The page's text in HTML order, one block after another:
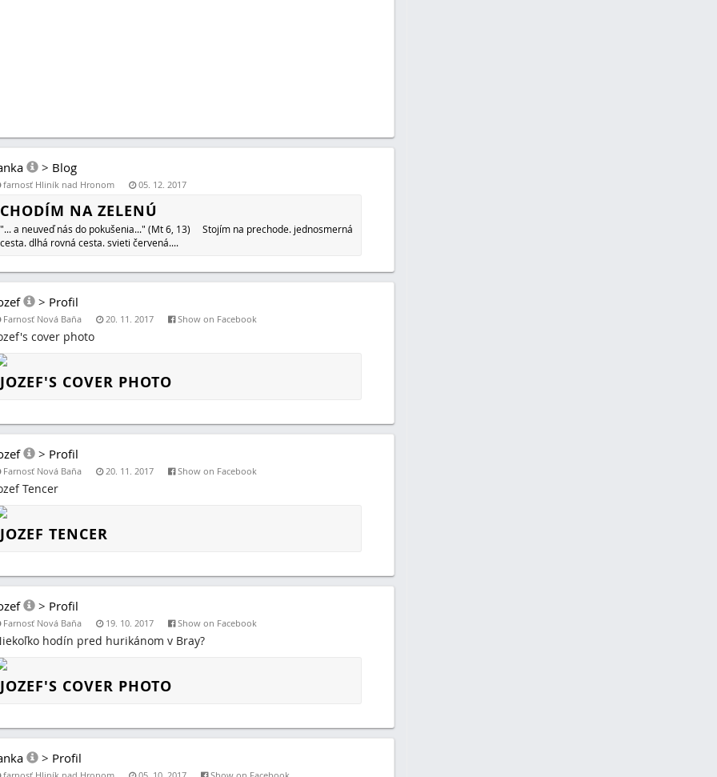
> Blog
farnosť Hliník nad Hronom 05. 12. 2017
CHODÍM NA ZELENÚ
"... a neuveď nás do pokušenia..." (Mt 6, 13) Stojím na prechode. jednosmerná
cesta. dlhá rovná cesta. svieti červená....
> Profil
Farnosť Nová Baňa 20. 11. 2017 Show on Facebook
cover photo
JOZEF'S COVER PHOTO
> Profil
Farnosť Nová Baňa 20. 11. 2017 Show on Facebook
Tencer
JOZEF TENCER
> Profil
Farnosť Nová Baňa 19. 10. 2017 Show on Facebook
hodín pred hurikánom v Bray?
JOZEF'S COVER PHOTO
> Profil